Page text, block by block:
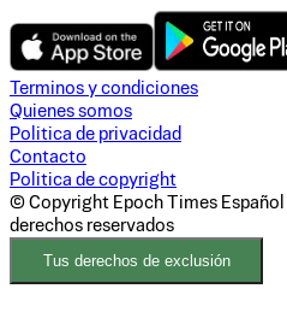
Terminos y condiciones
Quienes somos
Politica de privacidad
Contacto
Politica de copyright
© Copyright Epoch Times Español
derechos reservados
Tus derechos de exclusión